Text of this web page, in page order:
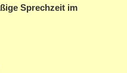
Sprechzeit im